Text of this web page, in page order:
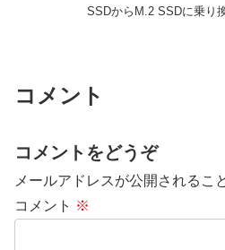
SSDからM.2 SSDに乗り
コメント
コメントをどうぞ
メールアドレスが公開されるこ
コメント ※